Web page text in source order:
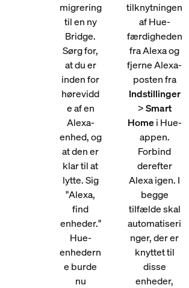
migrering
til en ny
Bridge.
Sørg for,
at du er
inden for
hørevidd
e af en
Alexa-
enhed, og
at den er
klar til at
lytte. Sig
"Alexa,
find
enheder."
Hue-
enhedern
e burde
nu
tilknytningen
af Hue-
færdigheden
fra Alexa og
fjerne Alexa-
posten fra
Indstillinger
>Smart
Homei Hue-
appen.
Forbind
derefter
Alexa igen. I
begge
tilfælde skal
automatiseri
nger, der er
knyttet til
disse
enheder,